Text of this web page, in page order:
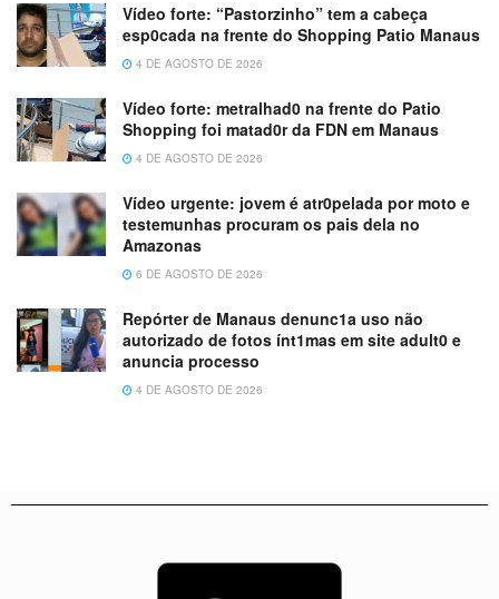
Vídeo forte: “Pastorzinho” tem a cabeça
esp0cada na frente do Shopping Patio Manaus
4 DE AGOSTO DE 2026
Vídeo forte: metralhad0 na frente do Patio
Shopping foi matad0r da FDN em Manaus
4 DE AGOSTO DE 2026
Vídeo urgente: jovem é atr0pelada por moto e
testemunhas procuram os pais dela no
Amazonas
6 DE AGOSTO DE 2026
Repórter de Manaus denunc1a uso não
autorizado de fotos ínt1mas em site adult0 e
anuncia processo
4 DE AGOSTO DE 2026